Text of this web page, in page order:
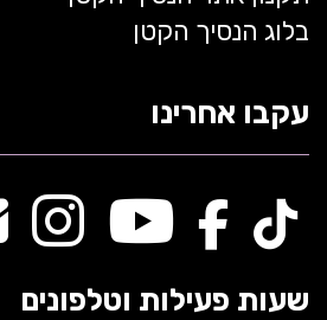
בלוג הנסיך הקטן
עקבו אחרינו
שעות פעילות וטלפונים